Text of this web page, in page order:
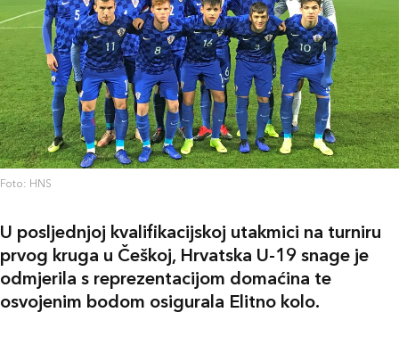
Foto: HNS
U posljednjoj kvalifikacijskoj utakmici na turniru
prvog kruga u Češkoj, Hrvatska U-19 snage je
odmjerila s reprezentacijom domaćina te
osvojenim bodom osigurala Elitno kolo.